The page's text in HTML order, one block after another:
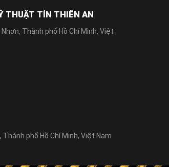
THUẬT TÍN THIÊN AN
Thành phố Hồ Chí Minh, Việt
phố Hồ Chí Minh, Việt Nam